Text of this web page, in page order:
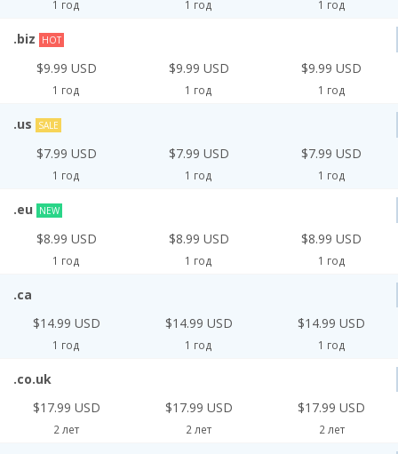
1 год 1 год 1 год
.biz HOT
$9.99 USD
1 год
$9.99 USD
1 год
$9.99 USD
1 год
.us SALE
$7.99 USD
1 год
$7.99 USD
1 год
$7.99 USD
1 год
.eu NEW
$8.99 USD
1 год
$8.99 USD
1 год
$8.99 USD
1 год
.ca
$14.99 USD
1 год
$14.99 USD
1 год
$14.99 USD
1 год
.co.uk
$17.99 USD
2 лет
$17.99 USD
2 лет
$17.99 USD
2 лет